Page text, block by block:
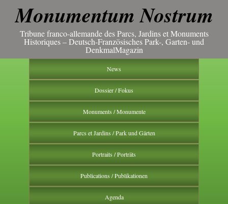
Monumentum Nostrum
Tribune franco-allemande des Parcs, Jardins et Monuments
Historiques – Deutsch-Französisches Park-, Garten- und
DenkmalMagazin
News
Dossier / Fokus
Monuments / Monumente
Parcs et Jardins / Park und Gärten
Portraits / Porträts
Publications / Publikationen
Agenda